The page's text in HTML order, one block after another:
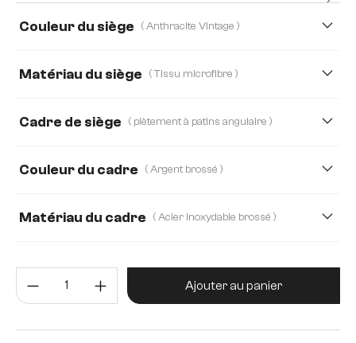
Couleur du siège ( Anthracite Vintage )
Matériau du siège ( Tissu microfibre )
Velours côtelé Webstoff Soft
microfibre/bouclé, Tissu microfibre
Cadre de siège ( piètement à patins angulaire )
Couleur du cadre ( Argent brossé )
Matériau du cadre ( Acier inoxydable brossé )
Edelstahl graphit Quantité de produit : Entrez la
Ajouter au panier